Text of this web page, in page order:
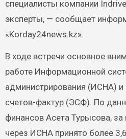
специалисты компании
эксперты, — сообщает
«Korday24news.kz».
В ходе встречи основное
работе Информационной
администрирования (ИСНА)
счетов-фактур (ЭСФ). По
финансов Асета Турысова,
через ИСНА принято более